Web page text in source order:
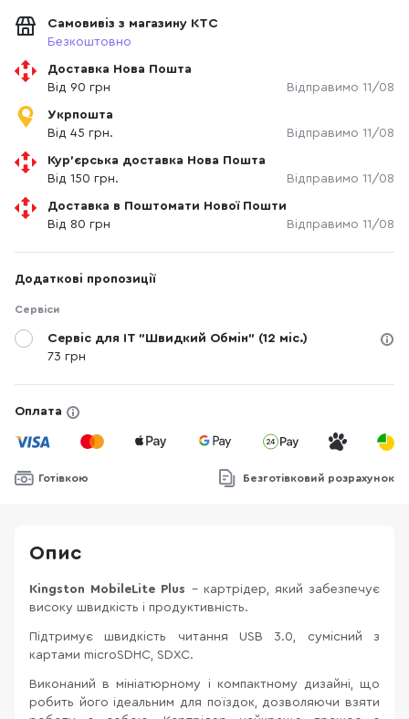
Самовивіз з магазину КТС
Безкоштовно
Доставка Нова Пошта
Від 90 грн
Відправимо 11/08
Укрпошта
Від 45 грн.
Відправимо 11/08
Кур'єрська доставка Нова Пошта
Від 150 грн.
Відправимо 11/08
Доставка в Поштомати Нової Пошти
Від 80 грн
Відправимо 11/08
Додаткові пропозиції
Сервіси
Сервіс для IT "Швидкий Обмін" (12 міс.)
73 грн
Оплата
Готівкою Безготівковий розрахунок
Опис
Kingston MobileLite Plus - картрідер, який забезпечує
високу швидкість і продуктивність.
Підтримує швидкість читання USB 3.0, сумісний з
картами microSDHC, SDXC.
Виконаний в мініатюрному і компактному дизайні, що
робить його ідеальним для поїздок, дозволяючи взяти